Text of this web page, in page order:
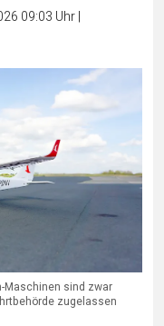
09:03 Uhr|
Maschinen sind zwar
zugelassen